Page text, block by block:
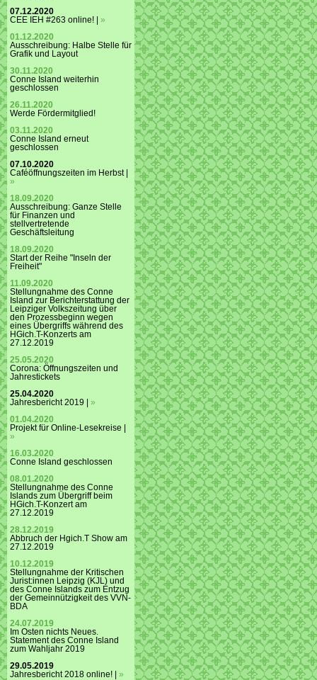
07.12.2020
CEE IEH #263 online! | »
01.12.2020
Ausschreibung: Halbe Stelle für
Grafik und Layout
30.11.2020
Conne Island weiterhin
geschlossen
26.11.2020
Werde Fördermitglied!
03.11.2020
Conne Island erneut
geschlossen
07.10.2020
Caféöffnungszeiten im Herbst |
»
18.09.2020
Ausschreibung: Ganze Stelle
für Finanzen und
stellvertretende
Geschäftsleitung
18.09.2020
Start der Reihe "Inseln der
Freiheit"
11.09.2020
Stellungnahme des Conne
Island zur Berichterstattung der
Leipziger Volkszeitung über
den Prozessbeginn wegen
eines Übergriffs während des
HGich.T-Konzerts am
27.12.2019
25.05.2020
Corona: Öffnungszeiten und
Jahrestickets
25.04.2020
Jahresbericht 2019 | »
01.04.2020
Projekt für Online-Lesekreise |
»
16.03.2020
Conne Island geschlossen
08.01.2020
Stellungnahme des Conne
Islands zum Übergriff beim
HGich.T-Konzert am
27.12.2019
28.12.2019
Abbruch der Hgich.T Show am
27.12.2019
10.12.2019
Stellungnahme der Kritischen
Jurist:innen Leipzig (KJL) und
des Conne Islands zum Entzug
der Gemeinnützigkeit des VVN-
BDA
24.07.2019
Im Osten nichts Neues.
Statement des Conne Island
zum Wahljahr 2019
29.05.2019
Jahresbericht 2018 online! | »